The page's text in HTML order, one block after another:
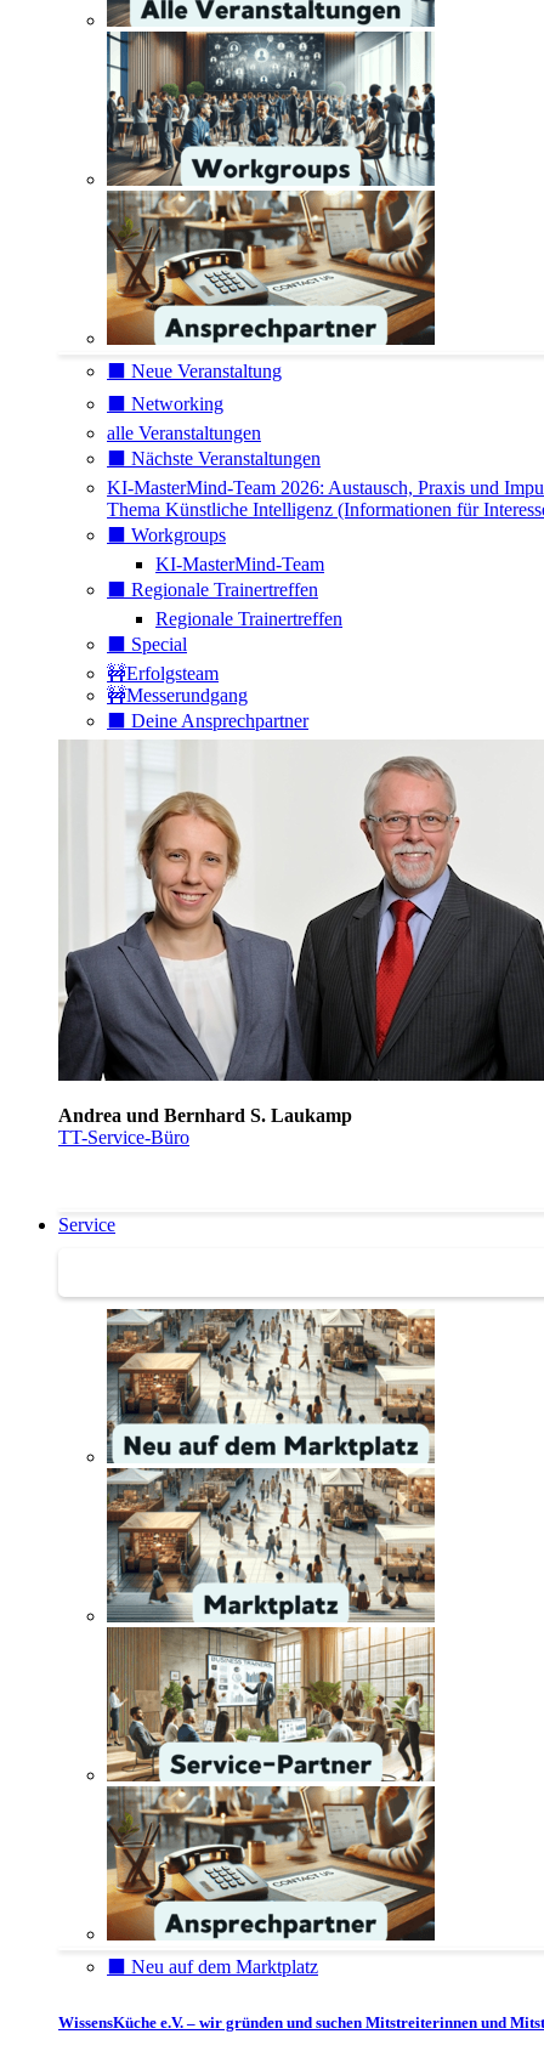
⬛️ Neue Veranstaltung
⬛️ Networking
alle Veranstaltungen
⬛️ Nächste Veranstaltungen
KI-MasterMind-Team 2026: Austausch, Praxis und
Thema Künstliche Intelligenz (Informationen für
⬛️ Workgroups
KI-MasterMind-Team
⬛️ Regionale Trainertreffen
Regionale Trainertreffen
⬛️ Special
🚧Erfolgsteam
🚧Messerundgang
⬛️ Deine Ansprechpartner
Andrea und Bernhard S. Laukamp
TT-Service-Büro
Service
⬛️ Neu auf dem Marktplatz
WissensKüche e.V. – wir gründen und suchen Mitstreiterinnen und